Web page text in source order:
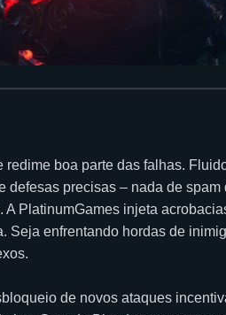
boa parte das falhas.
defesas precisas – nada de
PlatinumGames injeta
Seja enfrentando hordas de
de novos ataques